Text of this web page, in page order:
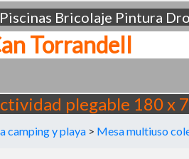
Piscinas Bricolaje Pintura
Torrandell
plegable 180 x
camping y playa > Mesa multiuso